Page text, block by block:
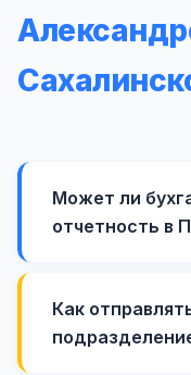
Может ли
отчетность в
Как